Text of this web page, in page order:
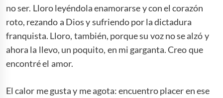
no ser. Lloro leyéndola enamorarse y con el corazón
roto, rezando a Dios y sufriendo por la dictadura
franquista. Lloro, también, porque su voz no se alzó y
ahora la llevo, un poquito, en mi garganta. Creo que
encontré el amor.
El calor me gusta y me agota: encuentro placer en ese